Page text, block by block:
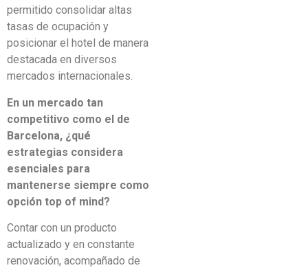
permitido consolidar altas
tasas de ocupación y
posicionar el hotel de manera
destacada en diversos
mercados internacionales.
En un mercado tan
competitivo como el de
Barcelona, ¿qué
estrategias considera
esenciales para
mantenerse siempre como
opción top of mind?
Contar con un producto
actualizado y en constante
renovación, acompañado de